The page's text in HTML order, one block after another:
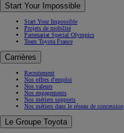
Start Your Impossible
Start Your Impossible
Projets de mobilité
Partenariat Special Olympics
Team Toyota France
Carrières
Recrutement
Nos offres d'emploi
Nos valeurs
Nos engagements
Nos métiers supports
Nos métiers dans le réseau de concession
Le Groupe Toyota